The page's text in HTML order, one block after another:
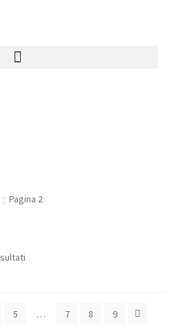
Pagina 2
5 … 7 8 9